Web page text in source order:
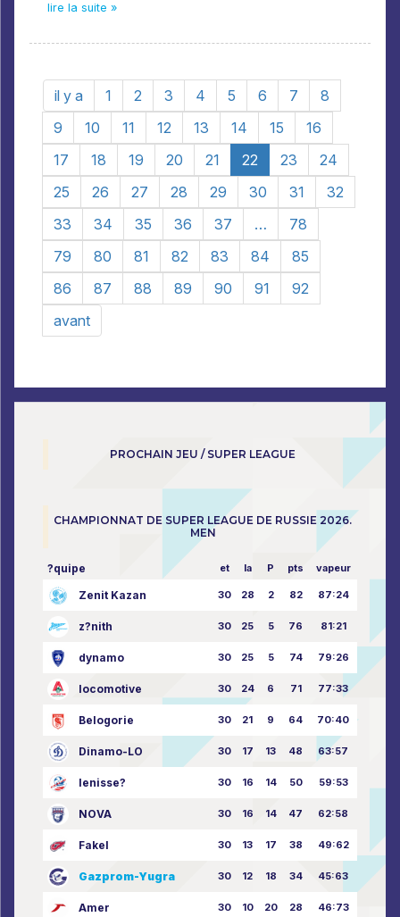
lire la suite »
il y a 1 2 3 4 5 6 7
8
9
10 11 12 13 14 15
16
17
18 19 20 21 22 23
24
25
26 27 28 29 30 31
32
33
34 35 36 37 …
78
79
80 81 82 83 84
85
86
87 88 89 90 91
92
avant
PROCHAIN JEU / SUPER LEAGUE
CHAMPIONNAT DE SUPER LEAGUE DE RUSSIE 2026.
MEN
?quipe et la P pts vapeur
Zenit Kazan 30 28 2 82 87:24
z?nith 30 25 5 76 81:21
dynamo 30 25 5 74 79:26
locomotive 30 24 6 71 77:33
Belogorie 30 21 9 64 70:40
Dinamo-LO 30 17 13 48 63:57
Ienisse? 30 16 14 50 59:53
NOVA 30 16 14 47 62:58
Fakel 30 13 17 38 49:62
Gazprom-Yugra 30 12 18 34 45:63
Amer 30 10 20 28 46:73